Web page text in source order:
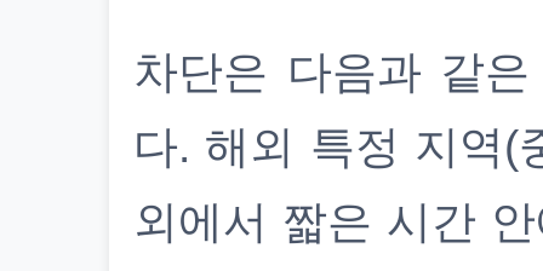
차단은 다음과 같
다. 해외 특정 지역(
외에서 짧은 시간